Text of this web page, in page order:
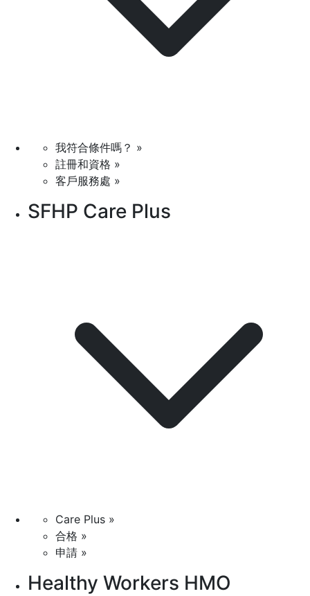
我符合條件嗎？ »
註冊和資格 »
客戶服務處 »
SFHP Care Plus
Care Plus »
合格 »
申請 »
Healthy Workers HMO